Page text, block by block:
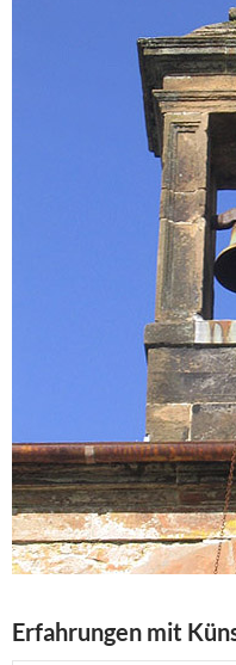
Erfahrungen mit